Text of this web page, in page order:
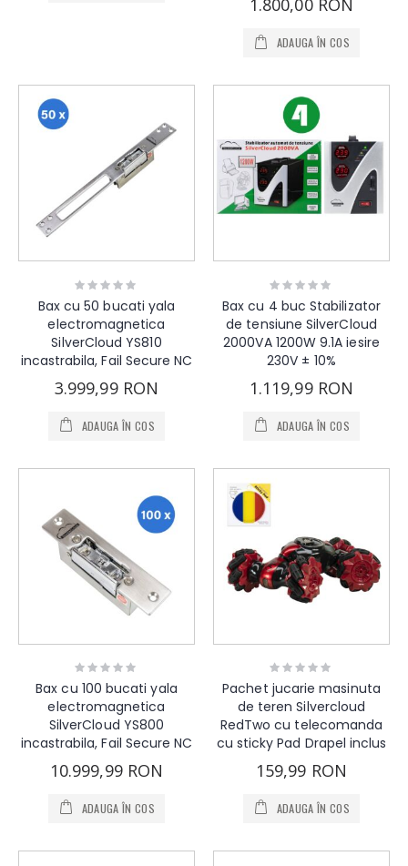
1.800,00 RON
ADAUGA ÎN COS
Rating:
0%
Bax cu 50 bucati yala
electromagnetica
SilverCloud YS810
incastrabila, Fail Secure NC
3.999,99 RON
ADAUGA ÎN COS
Rating:
0%
Bax cu 4 buc Stabilizator
de tensiune SilverCloud
2000VA 1200W 9.1A iesire
230V ± 10%
1.119,99 RON
ADAUGA ÎN COS
Rating:
0%
Bax cu 100 bucati yala
electromagnetica
SilverCloud YS800
incastrabila, Fail Secure NC
10.999,99 RON
ADAUGA ÎN COS
Rating:
0%
Pachet jucarie masinuta
de teren Silvercloud
RedTwo cu telecomanda
cu sticky Pad Drapel inclus
159,99 RON
ADAUGA ÎN COS